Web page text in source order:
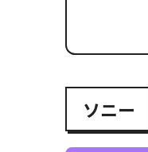
ソニー